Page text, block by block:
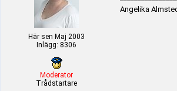
Här sen Maj 2003
Inlägg: 8306
Moderator
Trådstartare
Angelika